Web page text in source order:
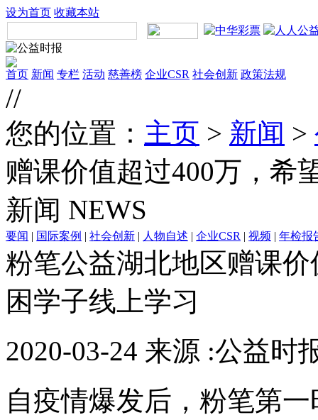
设为首页 收藏本站
首页 新闻 专栏 活动 慈善榜 企业CSR 社会创新 政策法规
//
您的位置： 主页 > 新闻 >
赠课价值超过400万，希
新闻 NEWS
要闻 | 国际案例 | 社会创新 | 人物自述 | 企业CSR | 视频 | 年检报
粉笔公益湖北地区赠课
困学子线上学习
2020-03-24 来源 :公益时
自疫情爆发后，粉笔第